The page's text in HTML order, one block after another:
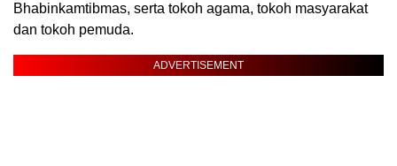
Bhabinkamtibmas, serta tokoh agama, tokoh masyarakat
dan tokoh pemuda.
ADVERTISEMENT